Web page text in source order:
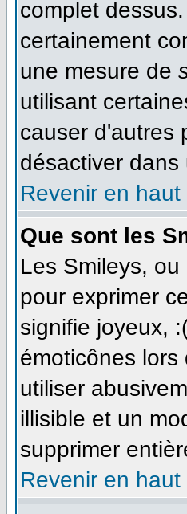
complet
certainement
une mesure de
utilisant
causer d'autres
désactiver
Revenir en
Que sont les
Les Smileys,
pour exprimer
signifie joyeux,
émoticônes
utiliser
illisible et un
supprimer
Revenir en